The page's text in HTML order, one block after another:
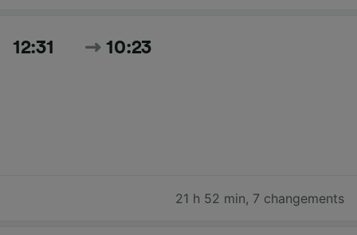
12:31 10:23
21 h 52 min, 7 changements